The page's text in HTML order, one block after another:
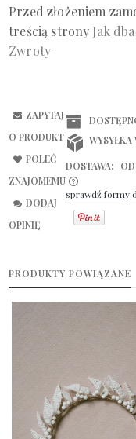
Przed złożeniem
treścią strony Jak
Zwroty
ZAPYTAJ
O PRODUKT
POLEĆ
ZNAJOMEMU
DODAJ
OPINIĘ
WYSYŁKA
DOSTAWA:
CENA NIE ZAWIERA
sprawdź formy
PRODUKTY POWIĄZANE